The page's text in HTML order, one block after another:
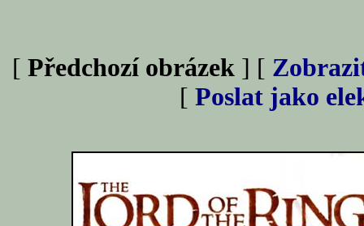
[ Předchozí obrázek ] [
[ Poslat jako